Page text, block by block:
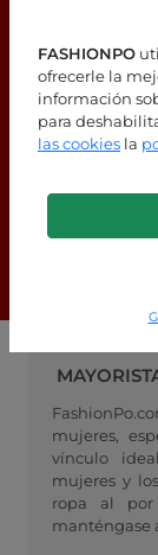
FASHIONPO
ofrecerle la
información
para
las cookies la
mujeres,
vínculo
mujeres y
ropa al
manténgase